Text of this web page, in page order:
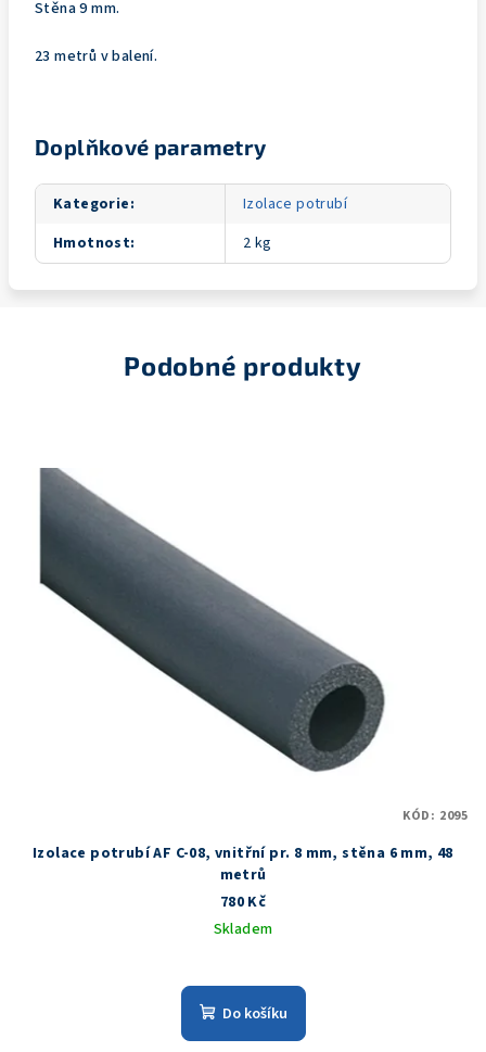
Stěna 9 mm.
23 metrů v balení.
Doplňkové parametry
Kategorie:
Izolace potrubí
Hmotnost: 2 kg
Podobné produkty
Izolace potrubí AF C-08, vnitřní pr. 8 mm, stěna 6 mm, 48
metrů
780 Kč
Skladem
Do košíku
KÓD: 2095